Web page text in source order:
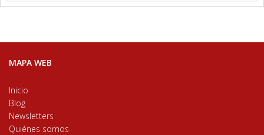
MAPA WEB
Inicio
Blog
Newsletters
Quiénes somos